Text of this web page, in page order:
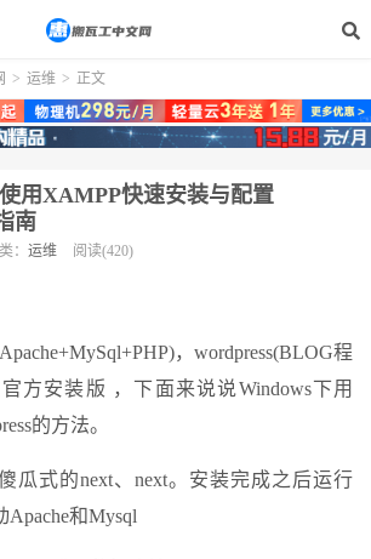
> 运维 > 正文
用XAMPP快速安装与配置
南
： 运维 阅读(420)
，wordpress(BLOG程
方安装版 ，下面来说说Windows下用
的方法。
瓜式的next、next。安装完成之后运行
Apache和Mysql